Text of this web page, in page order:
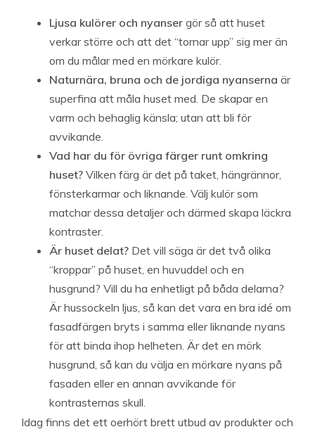
Ljusa kulörer och nyanser gör så att huset
verkar större och att det “tornar upp” sig mer än
om du målar med en mörkare kulör.
Naturnära, bruna och de jordiga nyanserna är
superfina att måla huset med. De skapar en
varm och behaglig känsla; utan att bli för
avvikande.
Vad har du för övriga färger runt omkring
huset? Vilken färg är det på taket, hängrännor,
fönsterkarmar och liknande. Välj kulör som
matchar dessa detaljer och därmed skapa läckra
kontraster.
Är huset delat? Det vill säga är det två olika
“kroppar” på huset, en huvuddel och en
husgrund? Vill du ha enhetligt på båda delarna?
Är hussockeln ljus, så kan det vara en bra idé om
fasadfärgen bryts i samma eller liknande nyans
för att binda ihop helheten. Är det en mörk
husgrund, så kan du välja en mörkare nyans på
fasaden eller en annan avvikande för
kontrasternas skull.
Idag finns det ett oerhört brett utbud av produkter och